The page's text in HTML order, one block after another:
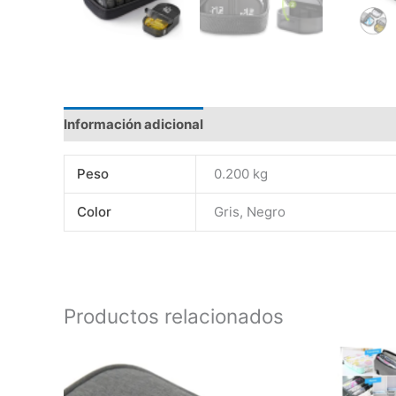
Información adicional
Peso 0.200 kg
Color Gris, Negro
Productos relacionados